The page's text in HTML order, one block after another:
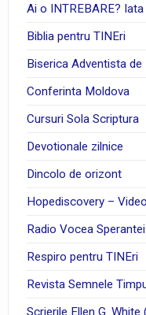
Ai o INTREBARE? Iata
Biblia pentru TINEri
Biserica Adventista
Conferinta Moldova
Cursuri Sola Scriptura
Devotionale zilnice
Dincolo de orizont
Hopediscovery –
Radio Vocea Sperantei
Respiro pentru TINEri
Revista Semnele